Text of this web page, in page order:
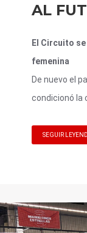
AL
El Circuito
femenina
De nuevo el
condicionó la
SEGUIR